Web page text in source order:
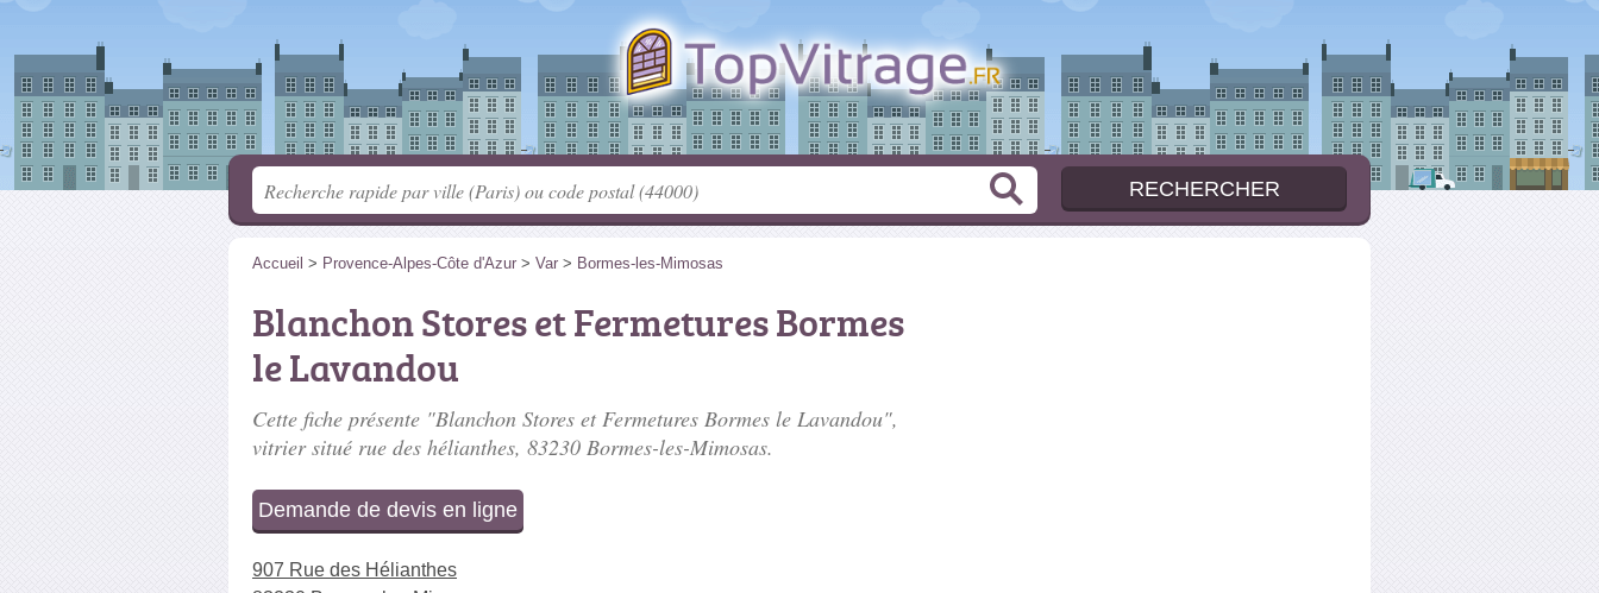
Accueil > Provence-Alpes-Côte d'Azur > Var > Bormes-les-Mimosas
Blanchon Stores et Fermetures Bormes
le Lavandou
Cette fiche présente "Blanchon Stores et Fermetures Bormes le Lavandou",
vitrier situé rue des hélianthes, 83230 Bormes-les-Mimosas.
Demande de devis en ligne
907 Rue des Hélianthes